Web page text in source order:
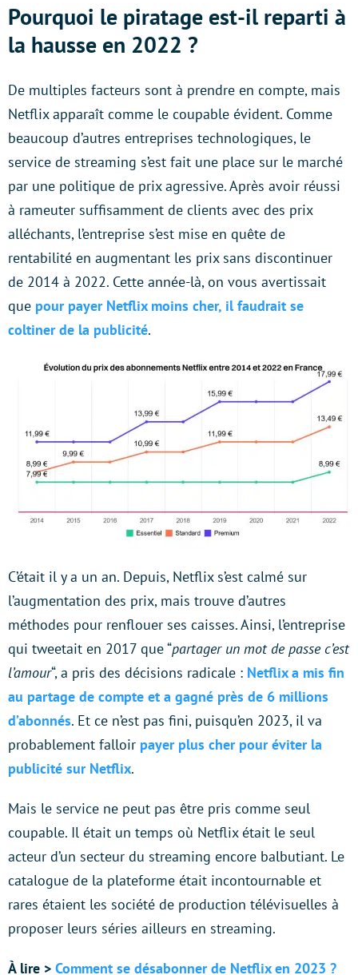
Pourquoi le piratage est-il reparti à
la hausse en 2022 ?
De multiples facteurs sont à prendre en compte, mais
Netflix apparaît comme le coupable évident. Comme
beaucoup d’autres entreprises technologiques, le
service de streaming s’est fait une place sur le marché
par une politique de prix agressive. Après avoir réussi
à rameuter suffisamment de clients avec des prix
alléchants, l’entreprise s’est mise en quête de
rentabilité en augmentant les prix sans discontinuer
de 2014 à 2022. Cette année-là, on vous avertissait
que pour payer Netflix moins cher, il faudrait se
coltiner de la publicité.
C’était il y a un an. Depuis, Netflix s’est calmé sur
l’augmentation des prix, mais trouve d’autres
méthodes pour renflouer ses caisses. Ainsi, l’entreprise
qui tweetait en 2017 que “partager un mot de passe c’est
l’amour“, a pris des décisions radicale : Netflix a mis fin
au partage de compte et a gagné près de 6 millions
d’abonnés. Et ce n’est pas fini, puisqu’en 2023, il va
probablement falloir payer plus cher pour éviter la
publicité sur Netflix.
Mais le service ne peut pas être pris comme seul
coupable. Il était un temps où Netflix était le seul
acteur d’un secteur du streaming encore balbutiant. Le
catalogue de la plateforme était incontournable et
rares étaient les société de production télévisuelles à
proposer leurs séries ailleurs en streaming.
À lire > Comment se désabonner de Netflix en 2023 ?